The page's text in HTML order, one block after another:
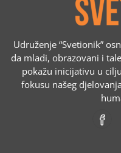
Udruženje “Svetionik”
da mladi, obrazovani i
pokažu inicijativu u
fokusu našeg